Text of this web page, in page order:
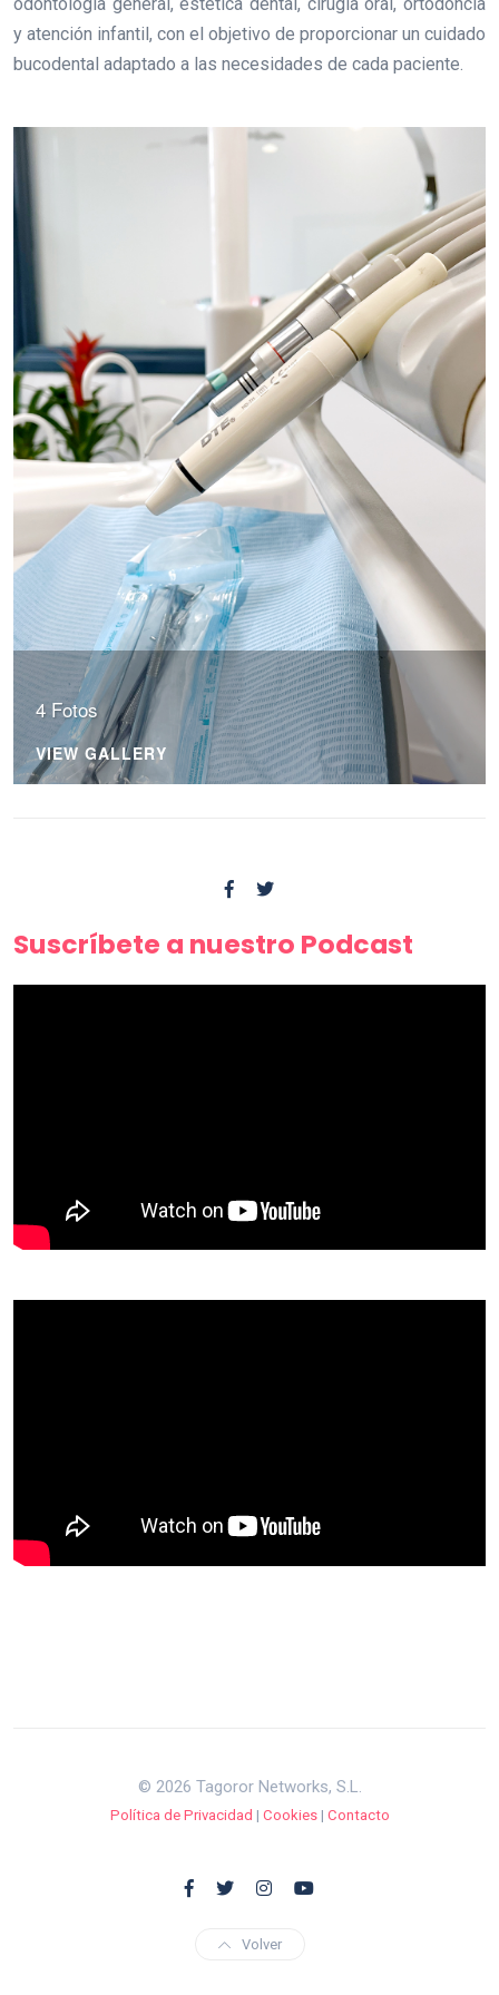
y atención infantil, con el objetivo de proporcionar un cuidado
bucodental adaptado a las necesidades de cada paciente.
4 Fotos
VIEW GALLERY
Suscríbete a nuestro Podcast
© 2026 Tagoror Networks, S.L.
Política de Privacidad | Cookies| Contacto
Volver